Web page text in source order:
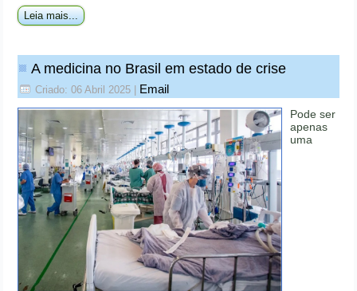
Leia mais...
A medicina no Brasil em estado de crise
Criado: 06 Abril 2025 Email
Pode ser
apenas
uma